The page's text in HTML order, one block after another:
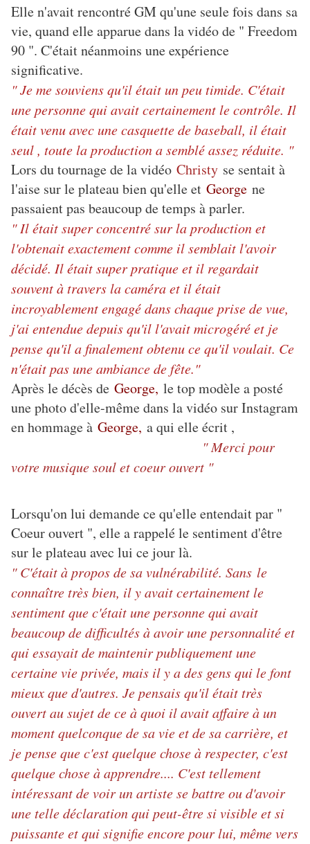
Elle n'avait rencontré GM qu'une seule fois dans sa
vie, quand elle apparue dans la vidéo de " Freedom
90 ". C'était néanmoins une expérience
significative.
" Je me souviens qu'il était un peu timide. C'était
une personne qui avait certainement le contrôle. Il
était venu avec une casquette de baseball, il était
seul , toute la production a semblé assez réduite. "
Lors du tournage de la vidéo Christy se sentait à
l'aise sur le plateau bien qu'elle et George ne
passaient pas beaucoup de temps à parler.
" Il était super concentré sur la production et
l'obtenait exactement comme il semblait l'avoir
décidé. Il était super pratique et il regardait
souvent à travers la caméra et il était
incroyablement engagé dans chaque prise de vue,
j'ai entendue depuis qu'il l'avait microgéré et je
pense qu'il a finalement obtenu ce qu'il voulait. Ce
n'était pas une ambiance de fête."
Après le décès de George, le top modèle a posté
une photo d'elle-même dans la vidéo sur Instagram
en hommage à George, a qui elle écrit ,
" Merci pour
votre musique soul et coeur ouvert "
Lorsqu'on lui demande ce qu'elle entendait par "
Coeur ouvert ", elle a rappelé le sentiment d'être
sur le plateau avec lui ce jour là.
" C'était à propos de sa vulnérabilité. Sans le
connaître très bien, il y avait certainement le
sentiment que c'était une personne qui avait
beaucoup de difficultés à avoir une personnalité et
qui essayait de maintenir publiquement une
certaine vie privée, mais il y a des gens qui le font
mieux que d'autres. Je pensais qu'il était très
ouvert au sujet de ce à quoi il avait affaire à un
moment quelconque de sa vie et de sa carrière, et
je pense que c'est quelque chose à respecter, c'est
quelque chose à apprendre.... C'est tellement
intéressant de voir un artiste se battre ou d'avoir
une telle déclaration qui peut-être si visible et si
puissante et qui signifie encore pour lui, même vers